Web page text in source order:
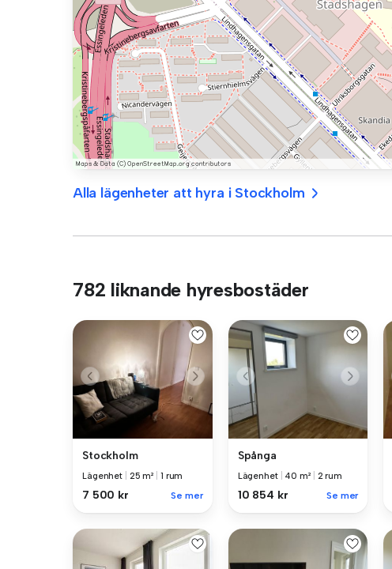
Alla lägenheter att hyra i Stockholm
782 liknande hyresbostäder
Stockholm
Lägenhet 25 m² 1 rum
7 500 kr Se mer
Spånga
Lägenhet 40 m² 2 rum
10 854 kr Se mer